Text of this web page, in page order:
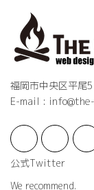
福岡市中央区平尾
E-mail :
公式Twitter
We recommend.